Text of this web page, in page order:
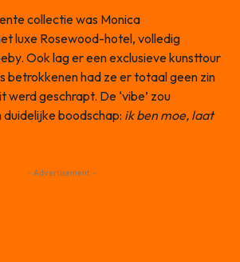
collectie was Monica
luxe Rosewood-hotel, volledig
Ook lag er een exclusieve kunsttour
betrokkenen had ze er totaal geen zin
werd geschrapt. De ‘vibe’ zou
boodschap: ik ben moe, laat
- Advertisement -